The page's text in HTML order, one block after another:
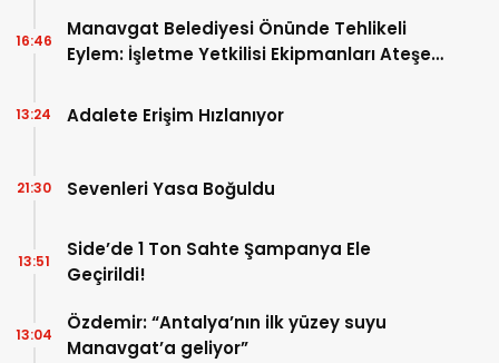
Manavgat Belediyesi Önünde Tehlikeli
Eylem: İşletme Yetkilisi Ekipmanları Ateşe
16:46
Adalete Erişim Hızlanıyor
13:24
Sevenleri Yasa Boğuldu
21:30
Side’de 1 Ton Sahte Şampanya Ele
Geçirildi!
13:51
Özdemir: “Antalya’nın ilk yüzey suyu
Manavgat’a geliyor”
13:04